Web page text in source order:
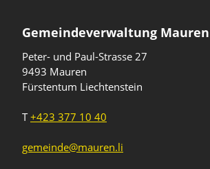
Gemeindeverwaltung Mauren
Peter- und Paul-Strasse 27
9493 Mauren
Fürstentum Liechtenstein
T+423 377 10 40
gemeinde@mauren.li